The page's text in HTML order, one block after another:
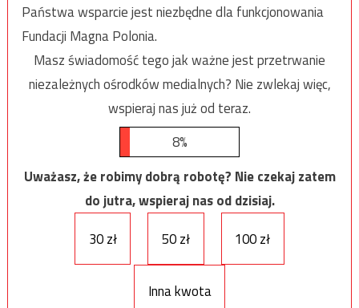
Państwa wsparcie jest niezbędne dla funkcjonowania
Fundacji Magna Polonia.
Masz świadomość tego jak ważne jest przetrwanie
niezależnych ośrodków medialnych? Nie zwlekaj więc,
wspieraj nas już od teraz.
8%
Uważasz, że robimy dobrą robotę? Nie czekaj zatem
do jutra, wspieraj nas od dzisiaj.
30 zł
50 zł 100 zł
Inna kwota